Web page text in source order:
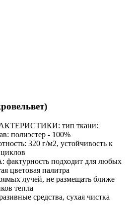
тип ткани:
полиэстер - 100%
320 г/м2, устойчивость к
подходит для любых
цветовая палитра
лучей, не размещать ближе
тепла
средства, сухая чистка